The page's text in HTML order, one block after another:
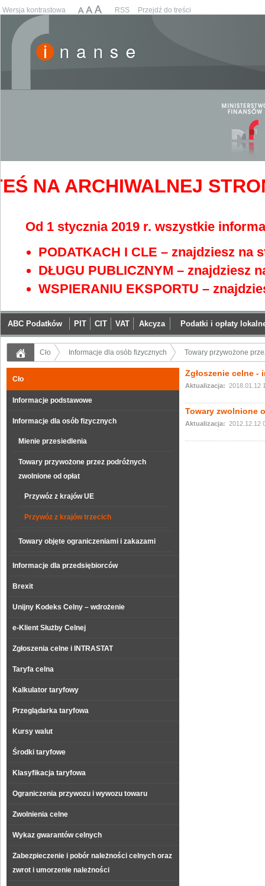
Wersja kontrastowa RSS Przejdź do treści
NA ARCHIWALNEJ
Od 1 stycznia 2019 r. wszystkie
PODATKACH I CLE – znajdziesz na
DŁUGU PUBLICZNYM – znajdziesz
WSPIERANIU EKSPORTU –
ABC Podatków PIT CIT VAT Akcyza Podatki i opłaty
Cło Informacje dla osób fizycznych Towary przywożone
Cło
Informacje podstawowe
Informacje dla osób fizycznych
Mienie przesiedlenia
Towary przywożone przez podróżnych
zwolnione od opłat
Przywóz z krajów UE
Przywóz z krajów trzecich
Towary objęte ograniczeniami i zakazami
Informacje dla przedsiębiorców
Brexit
Unijny Kodeks Celny – wdrożenie
e-Klient Służby Celnej
Zgłoszenia celne i INTRASTAT
Taryfa celna
Kalkulator taryfowy
Przeglądarka taryfowa
Kursy walut
Środki taryfowe
Klasyfikacja taryfowa
Ograniczenia przywozu i wywozu towaru
Zwolnienia celne
Wykaz gwarantów celnych
Zabezpieczenie i pobór należności celnych oraz
zwrot i umorzenie należności
Zgłoszenie celne -
Aktualizacja: 2018.01.12
Towary zwolnione
Aktualizacja: 2012.12.12